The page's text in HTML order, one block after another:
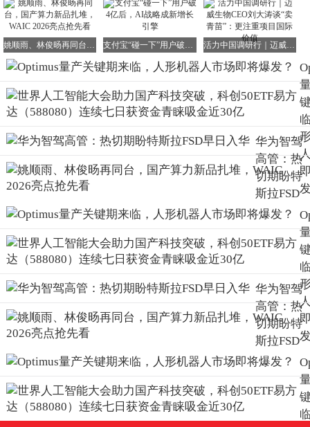
活力中国调研行｜迈威生物CEO刘大涛谈“卖青苗”：更注重项目国际价值
华为智驾
高管：热
切期盼特
斯拉FSD
早日入华
华为智驾
高管：热
切期盼特
斯拉FSD
早日入华